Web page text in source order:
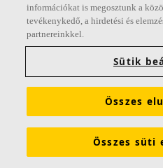
Ecophon Master™ A
Az Ecophon Master™ A
Minden egyes lap könnyen
ahol szigorú
A abszorpciós osztály
Nagy formátumban készül
információkat is megosztunk a
tevékenykedő, a hirdetési és
partnereinkkel.
Sütik
Összes
Összes süti